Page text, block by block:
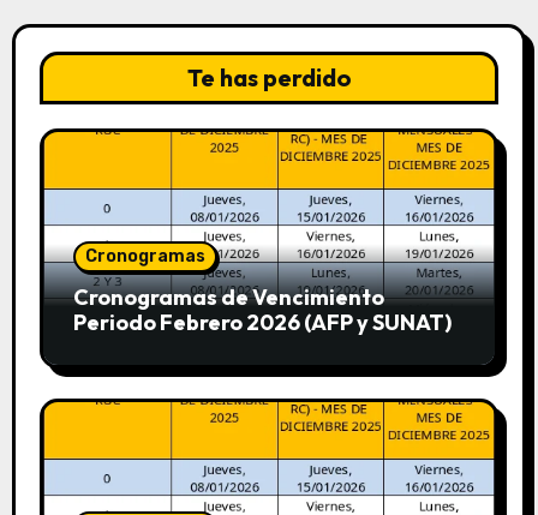
Te has perdido
Cronogramas
Cronogramas de Vencimiento
Periodo Febrero 2026 (AFP y SUNAT)